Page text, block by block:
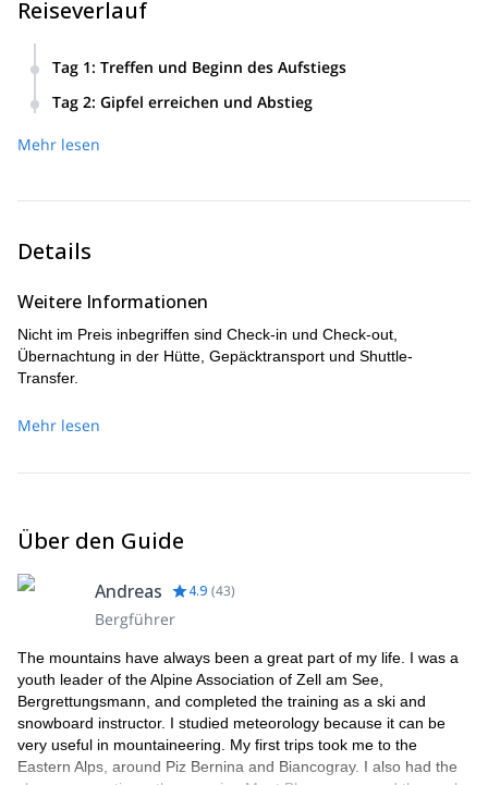
Wenn Sie bereit für neue Herausforderungen sind, zögern Sie
nicht und kommen Sie mit mir zum Großvenediger. Ich
verspreche Ihnen, dass diese Kletterreise Sie sprachlos machen
und nach mehr verlangen wird. Ich warte auf Ihre
Kontaktaufnahme. Es wird mir eine Freude sein, Ihr Führer zu
sein und gemeinsam im Inneren der österreichischen Alpen
Abenteuer zu erleben.
Reiseverlauf
Tag 1: Treffen und Beginn des Aufstiegs
Obersulzbachtal. Dann bringt uns ein Shuttle zur
Kürsinger Hütte, indem wir entweder den Wanderweg oder
Tag 2: Gipfel erreichen und Abstieg
Obersulzbach bis zur Venediger Scharte. Wir überqueren
Mehr lesen
Details
Weitere Informationen
Nicht im Preis inbegriffen sind Check-in und Check-out,
Übernachtung in der Hütte, Gepäcktransport und Shuttle-
Transfer.
Mehr lesen
Über den Guide
Andreas 4.9 (43)
Bergführer
The mountains have always been a great part of my life. I was a
youth leader of the Alpine Association of Zell am See,
Bergrettungsmann, and completed the training as a ski and
snowboard instructor. I studied meteorology because it can be
very useful in mountaineering. My first trips took me to the
Eastern Alps, around Piz Bernina and Biancogray. I also had the